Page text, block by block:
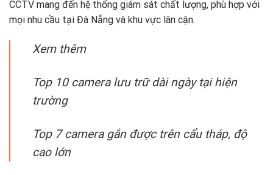
CCTV mang đến hệ thống giám sát chất lượng, phù hợp với
mọi nhu cầu tại Đà Nẵng và khu vực lân cận.
Xem thêm
Top 10 camera lưu trữ dài ngày tại hiện
trường
Top 7 camera gắn được trên cẩu tháp, độ
cao lớn